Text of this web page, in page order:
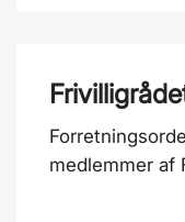
medlemmer af